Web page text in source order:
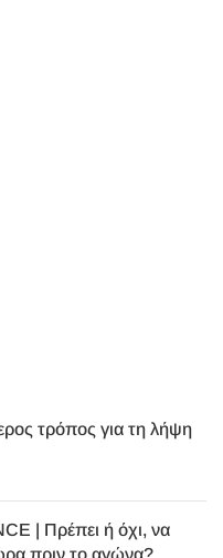
τρόπος για τη λήψη
| Πρέπει ή όχι, να
πριν το αγώνα?